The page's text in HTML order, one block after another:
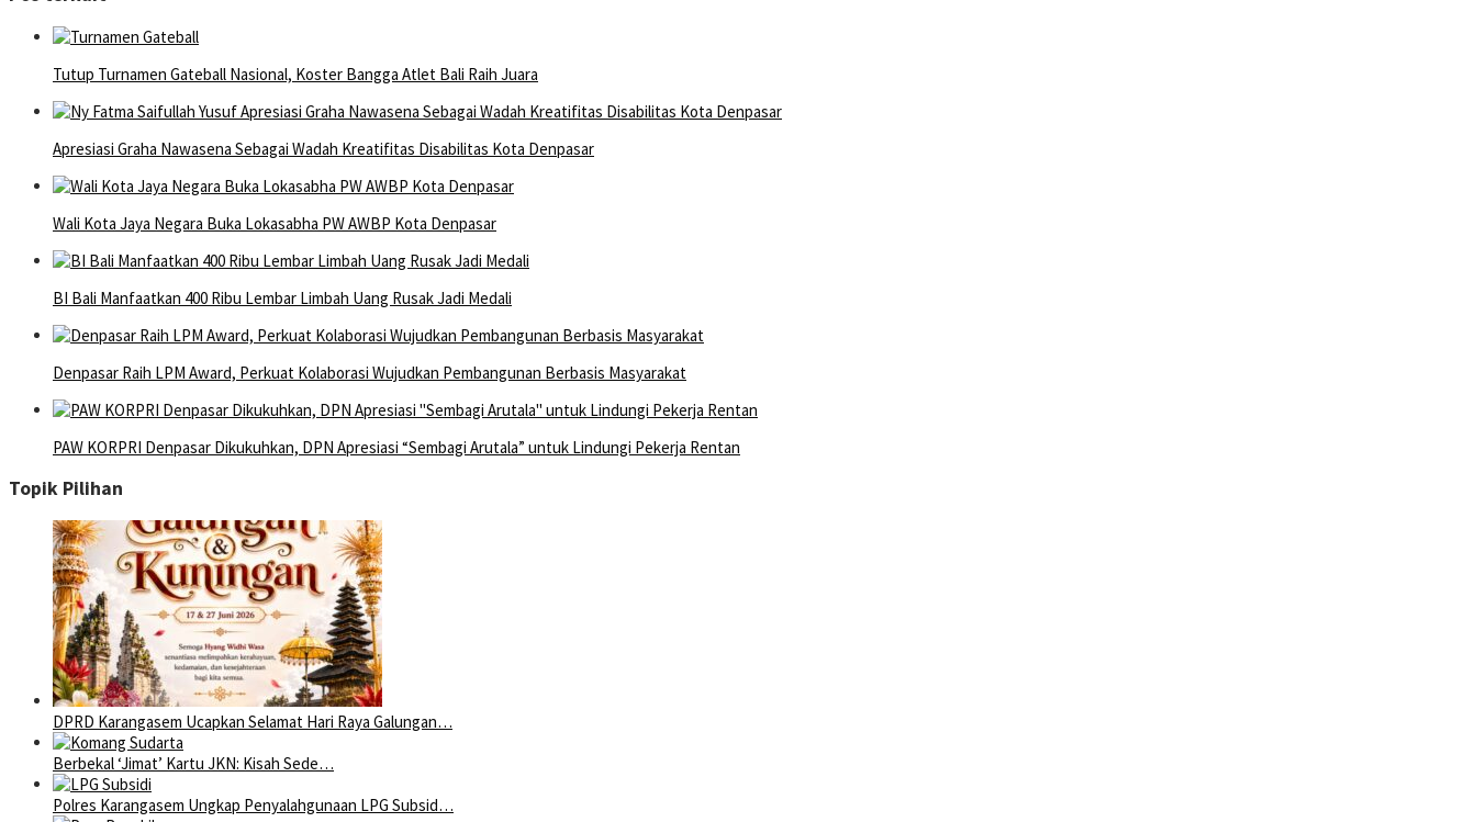
Tutup Turnamen Gateball Nasional, Koster Bangga Atlet Bali Raih Juara
Apresiasi Graha Nawasena Sebagai Wadah Kreatifitas Disabilitas Kota Denpasar
Wali Kota Jaya Negara Buka Lokasabha PW AWBP Kota Denpasar
BI Bali Manfaatkan 400 Ribu Lembar Limbah Uang Rusak Jadi Medali
Denpasar Raih LPM Award, Perkuat Kolaborasi Wujudkan Pembangunan Berbasis Masyarakat
PAW KORPRI Denpasar Dikukuhkan, DPN Apresiasi “Sembagi Arutala” untuk Lindungi Pekerja Rentan
Topik Pilihan
DPRD Karangasem Ucapkan Selamat Hari Raya Galungan…
Berbekal ‘Jimat’ Kartu JKN: Kisah Sede…
Polres Karangasem Ungkap Penyalahgunaan LPG Subsid…